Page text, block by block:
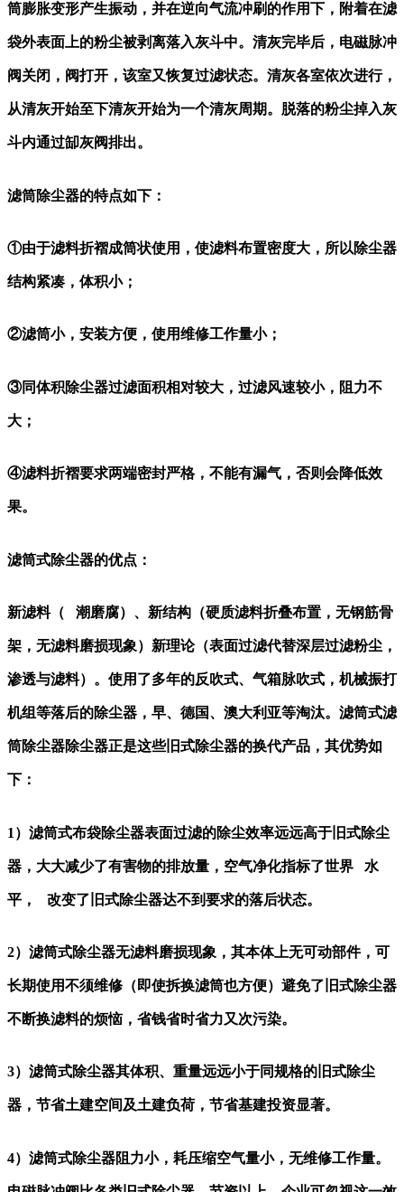
筒膨胀变形产生振动，并在逆向气流冲刷的作用下，附着在滤
袋外表面上的粉尘被剥离落入灰斗中。清灰完毕后，电磁脉冲
阀关闭，阀打开，该室又恢复过滤状态。清灰各室依次进行，
从清灰开始至下清灰开始为一个清灰周期。脱落的粉尘掉入灰
斗内通过缷灰阀排出。
滤筒除尘器的特点如下：
①由于滤料折褶成筒状使用，使滤料布置密度大，所以除尘器
结构紧凑，体积小；
②滤筒小，安装方便，使用维修工作量小；
③同体积除尘器过滤面积相对较大，过滤风速较小，阻力不
大；
④滤料折褶要求两端密封严格，不能有漏气，否则会降低效
果。
滤筒式除尘器的优点：
新滤料（ 潮磨腐）、新结构（硬质滤料折叠布置，无钢筋骨
架，无滤料磨损现象）新理论（表面过滤代替深层过滤粉尘，
渗透与滤料）。使用了多年的反吹式、气箱脉吹式，机械振打
机组等落后的除尘器，早、德国、澳大利亚等淘汰。滤筒式滤
筒除尘器除尘器正是这些旧式除尘器的换代产品，其优势如
下：
1）滤筒式布袋除尘器表面过滤的除尘效率远远高于旧式除尘
器，大大减少了有害物的排放量，空气净化指标了世界 水
平， 改变了旧式除尘器达不到要求的落后状态。
2）滤筒式除尘器无滤料磨损现象，其本体上无可动部件，可
长期使用不须维修（即使拆换滤筒也方便）避免了旧式除尘器
不断换滤料的烦恼，省钱省时省力又次污染。
3）滤筒式除尘器其体积、重量远远小于同规格的旧式除尘
器，节省土建空间及土建负荷，节省基建投资显著。
4）滤筒式除尘器阻力小，耗压缩空气量小，无维修工作量。